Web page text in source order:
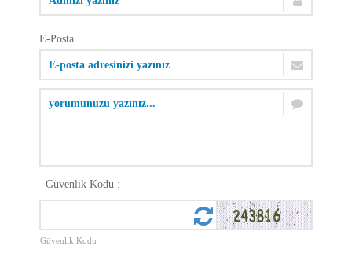
E-Posta
Güvenlik Kodu :
Güvenlik Kodu